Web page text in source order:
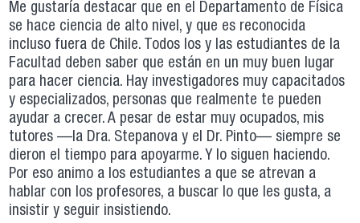
Me gustaría destacar que en el Departamento de Física
se hace ciencia de alto nivel, y que es reconocida
incluso fuera de Chile. Todos los y las estudiantes de la
Facultad deben saber que están en un muy buen lugar
para hacer ciencia. Hay investigadores muy capacitados
y especializados, personas que realmente te pueden
ayudar a crecer. A pesar de estar muy ocupados, mis
tutores —la Dra. Stepanova y el Dr. Pinto— siempre se
dieron el tiempo para apoyarme. Y lo siguen haciendo.
Por eso animo a los estudiantes a que se atrevan a
hablar con los profesores, a buscar lo que les gusta, a
insistir y seguir insistiendo.